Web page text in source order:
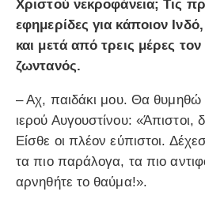
Χριστού νεκροφάνεια; Τις
εφημερίδες για κάποιον
και μετά από τρεις μέρες
ζωντανός.
– Αχ, παιδάκι μου. Θα θυμηθώ
ιερού Αυγουστίνου: «Άπιστοι,
Είσθε οι πλέον εύπιστοι.
τα πιο παράλογα, τα πιο
αρνηθήτε το θαύμα!».